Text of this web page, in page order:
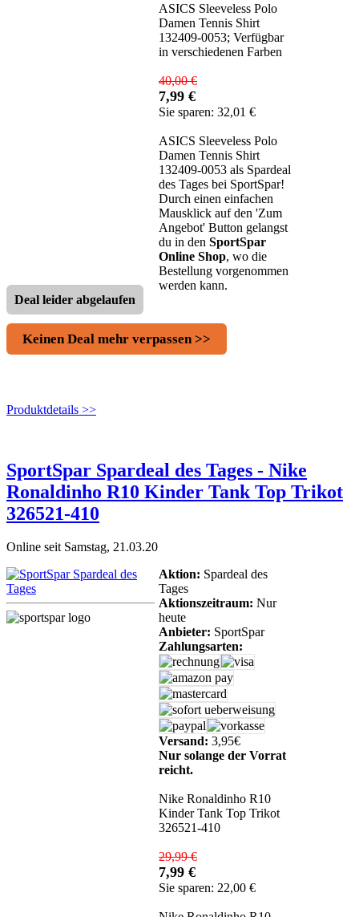
ASICS Sleeveless Polo
Damen Tennis Shirt
132409-0053; Verfügbar
in verschiedenen Farben
40,00 €
7,99 €
Sie sparen: 32,01 €
ASICS Sleeveless Polo
Damen Tennis Shirt
132409-0053 als Spardeal
des Tages bei SportSpar!
Durch einen einfachen
Mausklick auf den 'Zum
Angebot' Button gelangst
du in den SportSpar
Online Shop, wo die
Bestellung vorgenommen
werden kann.
Deal leider abgelaufen
Keinen Deal mehr verpassen >>
Produktdetails >>
SportSpar Spardeal des Tages - Nike
Ronaldinho R10 Kinder Tank Top Trikot
326521-410
Online seit Samstag, 21.03.20
Aktion: Spardeal des
Tages
Aktionszeitraum: Nur
heute
Anbieter: SportSpar
Zahlungsarten:
Versand: 3,95€
Nur solange der Vorrat
reicht.
Nike Ronaldinho R10
Kinder Tank Top Trikot
326521-410
29,99 €
7,99 €
Sie sparen: 22,00 €